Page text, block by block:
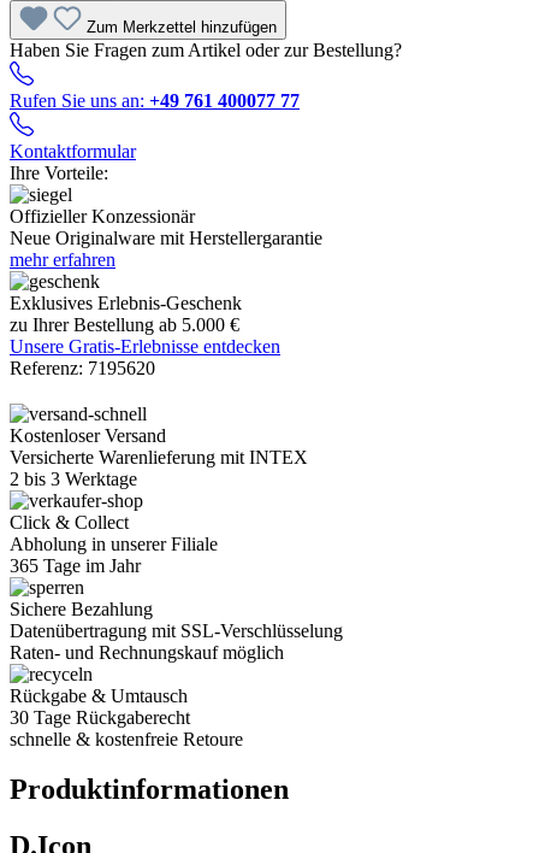
Zum Merkzettel hinzufügen
Haben Sie Fragen zum Artikel oder zur Bestellung?
Rufen Sie uns an: +49 761 400077 77
Kontaktformular
Ihre Vorteile:
Offizieller Konzessionär
Neue Originalware mit Herstellergarantie
mehr erfahren
Exklusives Erlebnis-Geschenk
zu Ihrer Bestellung ab 5.000 €
Unsere Gratis-Erlebnisse entdecken
Referenz: 7195620
Kostenloser Versand
Versicherte Warenlieferung mit INTEX
2 bis 3 Werktage
Click & Collect
Abholung in unserer Filiale
365 Tage im Jahr
Sichere Bezahlung
Datenübertragung mit SSL-Verschlüsselung
Raten- und Rechnungskauf möglich
Rückgabe & Umtausch
30 Tage Rückgaberecht
schnelle & kostenfreie Retoure
Produktinformationen
D.Icon